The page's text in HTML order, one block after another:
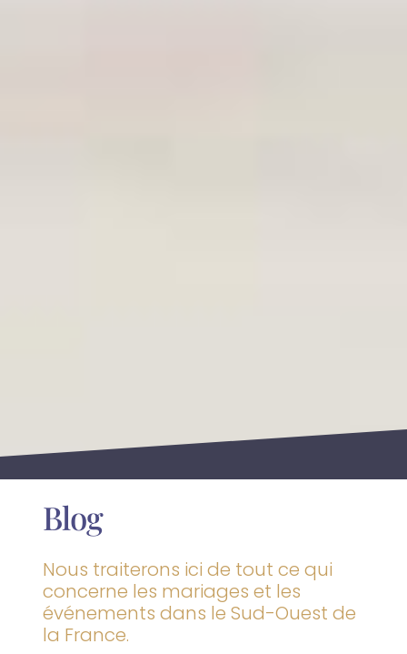
Blog
Nous traiterons ici de tout ce qui
concerne les mariages et les
événements dans le Sud-Ouest de
la France.